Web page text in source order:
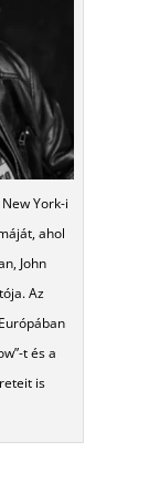
York-i
ahol
John
Az
t és a
is